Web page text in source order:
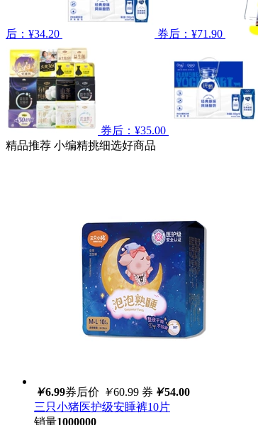
后：¥34.20 券后：¥71.90
券后：¥35.00
精品推荐 小编精挑细选好商品
￥6.99券后价 ￥60.99 券 ￥54.00
三只小猪医护级安睡裤10片
销量1000000